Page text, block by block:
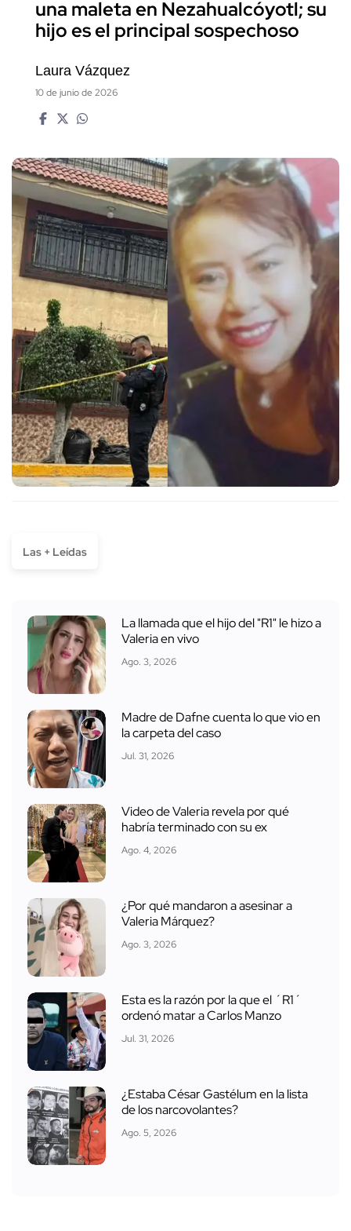
una maleta en Nezahualcóyotl; su
hijo es el principal sospechoso
Laura Vázquez
10 de junio de 2026
Las + Leídas
La llamada que el hijo del "R1" le hizo a
Valeria en vivo
Ago. 3, 2026
Madre de Dafne cuenta lo que vio en
la carpeta del caso
Jul. 31, 2026
Video de Valeria revela por qué
habría terminado con su ex
Ago. 4, 2026
¿Por qué mandaron a asesinar a
Valeria Márquez?
Ago. 3, 2026
Esta es la razón por la que el ´R1´
ordenó matar a Carlos Manzo
Jul. 31, 2026
¿Estaba César Gastélum en la lista
de los narcovolantes?
Ago. 5, 2026